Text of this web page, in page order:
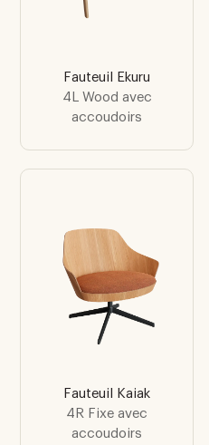
Fauteuil Ekuru
4L Wood avec
accoudoirs
Fauteuil Kaiak
4R Fixe avec
accoudoirs